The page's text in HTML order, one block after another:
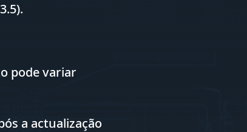
pode variar
a actualização